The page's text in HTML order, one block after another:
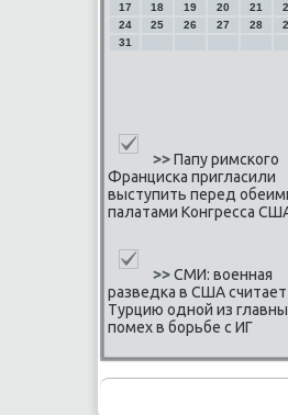
17
18 19 20 21
24
25 26 27 28
31
>>Папу римского
Франциска пригласили
выступить перед
палатами Конгресса
>>СМИ: военная
разведка в США считает
Турцию одной из
помех в борьбе с ИГ